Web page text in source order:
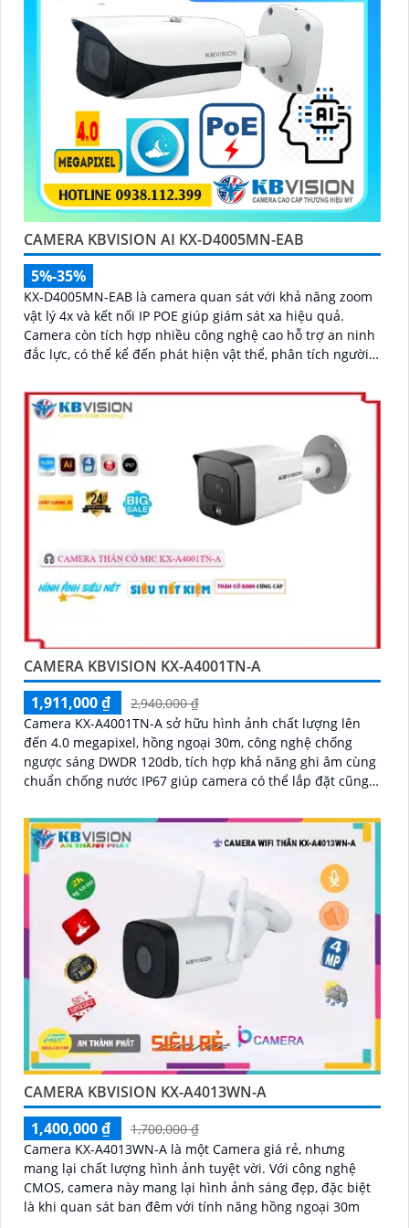
CAMERA KBVISION AI KX-D4005MN-EAB
5%-35%
KX-D4005MN-EAB là camera quan sát với khả năng zoom
vật lý 4x và kết nối IP POE giúp giám sát xa hiệu quả.
Camera còn tích hợp nhiều công nghệ cao hỗ trợ an ninh
đắc lực, có thể kể đến phát hiện vật thể, phân tích người,
CAMERA KBVISION KX-A4001TN-A
1,911,000 ₫
2,940,000 ₫
Camera KX-A4001TN-A sở hữu hình ảnh chất lượng lên
đến 4.0 megapixel, hồng ngoại 30m, công nghệ chống
ngược sáng DWDR 120db, tích hợp khả năng ghi âm cùng
chuẩn chống nước IP67 giúp camera có thể lắp đặt cũng
CAMERA KBVISION KX-A4013WN-A
1,400,000 ₫
1,700,000 ₫
Camera KX-A4013WN-A là một Camera giá rẻ, nhưng
mang lại chất lượng hình ảnh tuyệt vời. Với công nghệ
CMOS, camera này mang lại hình ảnh sáng đẹp, đặc biệt
là khi quan sát ban đêm với tính năng hồng ngoại 30m